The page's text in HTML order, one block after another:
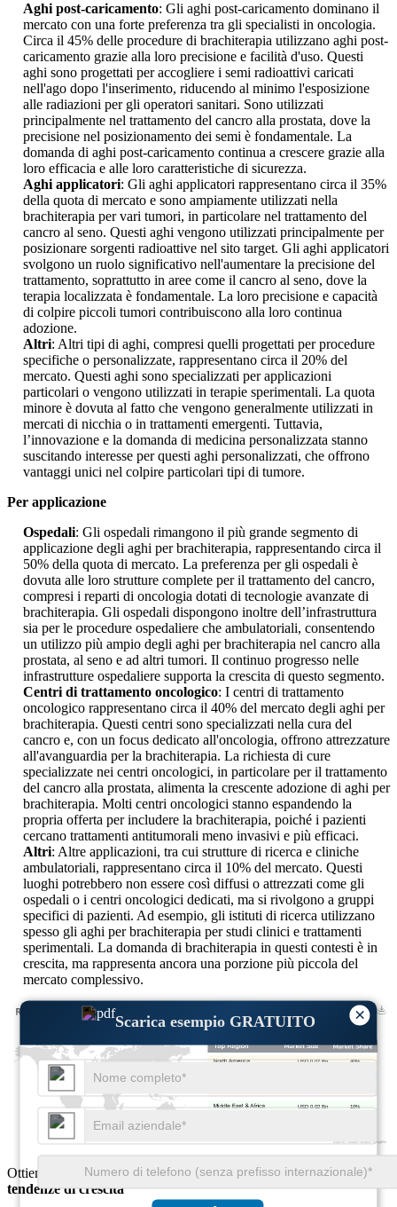
×
Scarica esempio GRATUITO
Aghi post-caricamento: Gli aghi post-caricamento dominano il
mercato con una forte preferenza tra gli specialisti in oncologia.
Circa il 45% delle procedure di brachiterapia utilizzano aghi post-
caricamento grazie alla loro precisione e facilità d'uso. Questi
aghi sono progettati per accogliere i semi radioattivi caricati
nell'ago dopo l'inserimento, riducendo al minimo l'esposizione
alle radiazioni per gli operatori sanitari. Sono utilizzati
principalmente nel trattamento del cancro alla prostata, dove la
precisione nel posizionamento dei semi è fondamentale. La
domanda di aghi post-caricamento continua a crescere grazie alla
loro efficacia e alle loro caratteristiche di sicurezza.
Aghi applicatori: Gli aghi applicatori rappresentano circa il 35%
della quota di mercato e sono ampiamente utilizzati nella
brachiterapia per vari tumori, in particolare nel trattamento del
cancro al seno. Questi aghi vengono utilizzati principalmente per
posizionare sorgenti radioattive nel sito target. Gli aghi applicatori
svolgono un ruolo significativo nell'aumentare la precisione del
trattamento, soprattutto in aree come il cancro al seno, dove la
terapia localizzata è fondamentale. La loro precisione e capacità
di colpire piccoli tumori contribuiscono alla loro continua
adozione.
Altri: Altri tipi di aghi, compresi quelli progettati per procedure
specifiche o personalizzate, rappresentano circa il 20% del
mercato. Questi aghi sono specializzati per applicazioni
particolari o vengono utilizzati in terapie sperimentali. La quota
minore è dovuta al fatto che vengono generalmente utilizzati in
mercati di nicchia o in trattamenti emergenti. Tuttavia,
l’innovazione e la domanda di medicina personalizzata stanno
suscitando interesse per questi aghi personalizzati, che offrono
vantaggi unici nel colpire particolari tipi di tumore.
Per applicazione
Ospedali: Gli ospedali rimangono il più grande segmento di
applicazione degli aghi per brachiterapia, rappresentando circa il
50% della quota di mercato. La preferenza per gli ospedali è
dovuta alle loro strutture complete per il trattamento del cancro,
compresi i reparti di oncologia dotati di tecnologie avanzate di
brachiterapia. Gli ospedali dispongono inoltre dell’infrastruttura
sia per le procedure ospedaliere che ambulatoriali, consentendo
un utilizzo più ampio degli aghi per brachiterapia nel cancro alla
prostata, al seno e ad altri tumori. Il continuo progresso nelle
infrastrutture ospedaliere supporta la crescita di questo segmento.
Centri di trattamento oncologico: I centri di trattamento
oncologico rappresentano circa il 40% del mercato degli aghi per
brachiterapia. Questi centri sono specializzati nella cura del
cancro e, con un focus dedicato all'oncologia, offrono attrezzature
all'avanguardia per la brachiterapia. La richiesta di cure
specializzate nei centri oncologici, in particolare per il trattamento
del cancro alla prostata, alimenta la crescente adozione di aghi per
brachiterapia. Molti centri oncologici stanno espandendo la
propria offerta per includere la brachiterapia, poiché i pazienti
cercano trattamenti antitumorali meno invasivi e più efficaci.
Altri: Altre applicazioni, tra cui strutture di ricerca e cliniche
ambulatoriali, rappresentano circa il 10% del mercato. Questi
luoghi potrebbero non essere così diffusi o attrezzati come gli
ospedali o i centri oncologici dedicati, ma si rivolgono a gruppi
specifici di pazienti. Ad esempio, gli istituti di ricerca utilizzano
spesso gli aghi per brachiterapia per studi clinici e trattamenti
sperimentali. La domanda di brachiterapia in questi contesti è in
crescita, ma rappresenta ancora una porzione più piccola del
mercato complessivo.
10%
USD 0.02 Bn
40%
USD 0.07 Bn
Ottieni approfondimenti completi sudimensioni del mercatoe
tendenze di crescita